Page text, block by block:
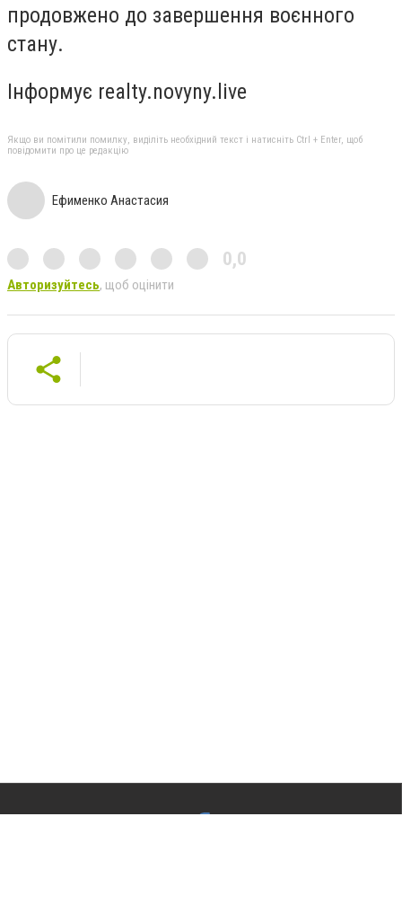
продовжено до завершення воєнного
стану.
Інформує realty.novyny.live
Якщо ви помітили помилку, виділіть необхідний текст і натисніть Ctrl + Enter, щоб
повідомити про це редакцію
Ефименко Анастасия
0,0
Авторизуйтесь, щоб оцінити